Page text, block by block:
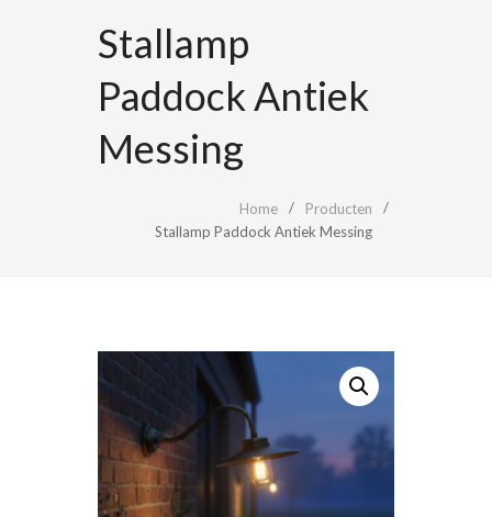
Stallamp
Paddock Antiek
Messing
Home
Producten
Stallamp Paddock Antiek Messing